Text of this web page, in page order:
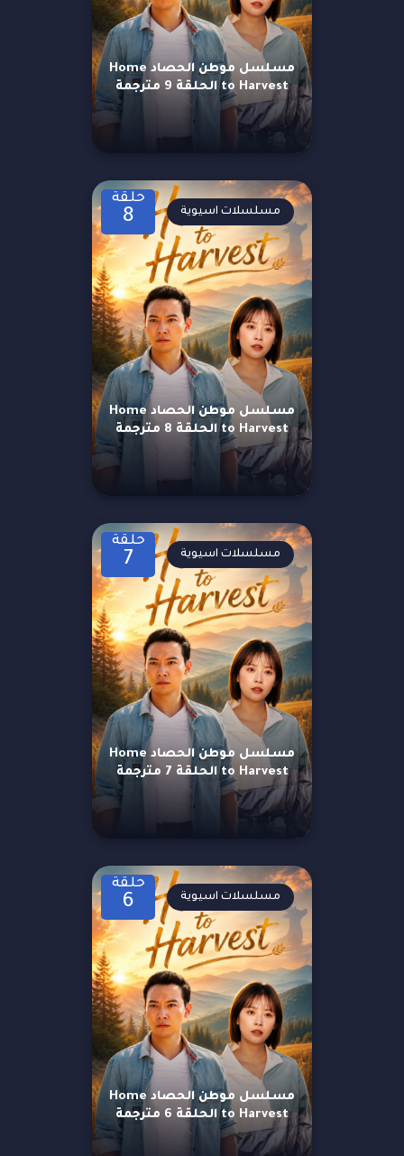
مسلسل موطن الحصاد Home
to Harvest الحلقة 9 مترجمة
حلقة
8
مسلسل موطن الحصاد Home
to Harvest الحلقة 8 مترجمة
مسلسلات اسيوية
حلقة
7
مسلسل موطن الحصاد Home
to Harvest الحلقة 7 مترجمة
مسلسلات اسيوية
حلقة
6
مسلسل موطن الحصاد Home
to Harvest الحلقة 6 مترجمة
مسلسلات اسيوية